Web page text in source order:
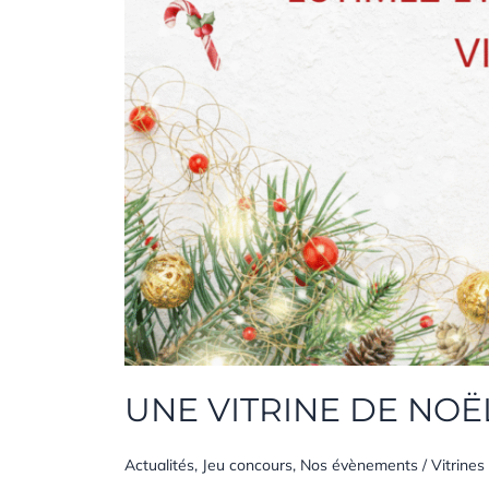
UNE VITRINE DE
Actualités, Jeu concours, Nos évènements /Vitrines